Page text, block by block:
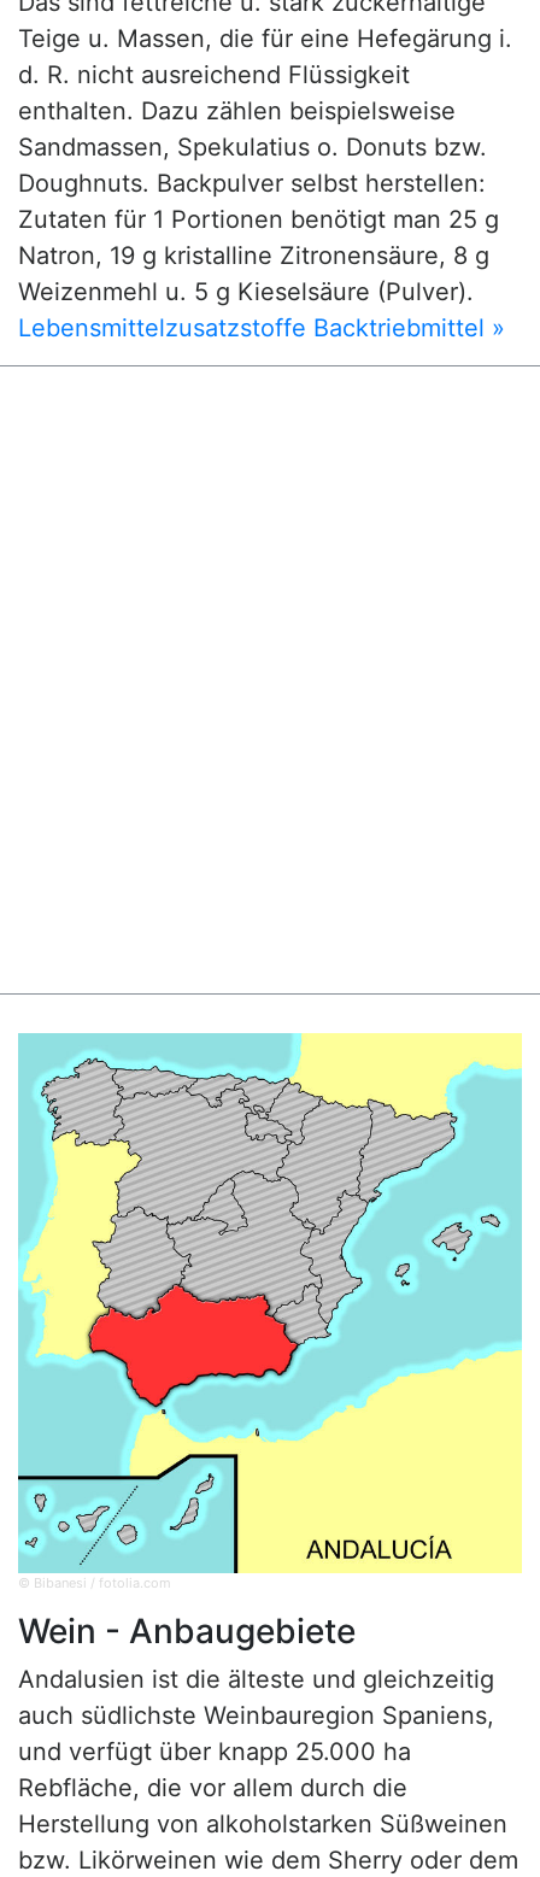
Teige u. Massen, die für eine Hefegärung i.
d. R. nicht ausreichend Flüssigkeit
enthalten. Dazu zählen beispielsweise
Sandmassen, Spekulatius o. Donuts bzw.
Doughnuts. Backpulver selbst herstellen:
Zutaten für 1 Portionen benötigt man 25 g
Natron, 19 g kristalline Zitronensäure, 8 g
Weizenmehl u. 5 g Kieselsäure (Pulver).
Lebensmittelzusatzstoffe Backtriebmittel »
© Bibanesi / fotolia.com
Wein - Anbaugebiete
Andalusien ist die älteste und gleichzeitig
auch südlichste Weinbauregion Spaniens,
und verfügt über knapp 25.000 ha
Rebfläche, die vor allem durch die
Herstellung von alkoholstarken Süßweinen
bzw. Likörweinen wie dem Sherry oder dem